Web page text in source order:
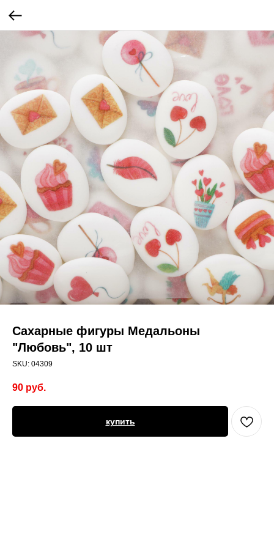
Сахарные фигуры Медальоны
"Любовь", 10 шт
SKU: 04309
90 руб.
купить